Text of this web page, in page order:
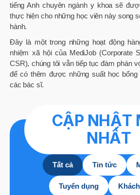
tiếng Anh chuyên ngành y khoa sẽ
thực hiện cho những học viên này song
hành.
Đây là một trong những hoạt động
nhiệm xã hội của MediJob (Corporate
CSR), chúng tôi vẫn tiếp tục đàm phán
để có thêm được những suất học
các bác sĩ.
CẬP NHẬT
NHẤT
Tất cả Tin tức
Tuyển dụng